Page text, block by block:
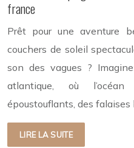
france
Prêt pour une aventure
couchers de soleil
son des vagues ?
atlantique, où
époustouflants, des falaises
LIRE LA SUITE